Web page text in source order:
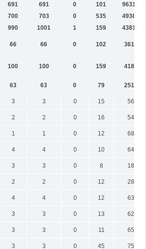
691 691 0 101
963183
700 703 0 535
493873
990 1001 1 159 438153
66 66 0 102 36169
100 100 0 159 41860
63 63 0 79
25106
3 3 0 15
561
2 2 0 16
543
1 1 0 12
689
4 4 0 10
647
3 3 0 8
187
2 2 0 12
286
4 4 0 12
636
3 3 0 13
624
3 3 0 11
650
3 3 0 45 757